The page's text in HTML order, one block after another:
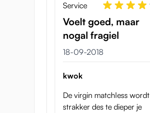
Service
Voelt goed, maar
nogal fragiel
18-09-2018
kwok
De virgin matchless wordt
strakker des te dieper je